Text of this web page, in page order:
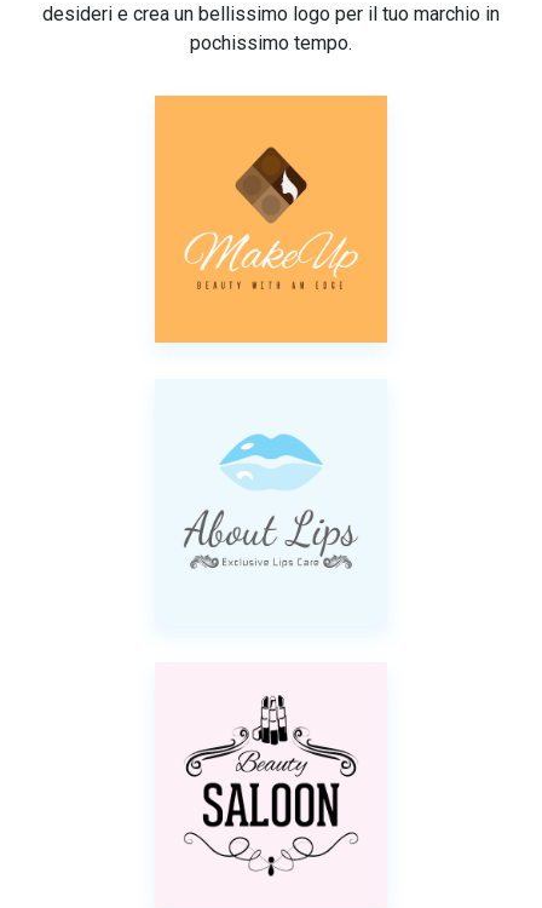
desideri e crea un bellissimo logo per il tuo marchio in
pochissimo tempo.